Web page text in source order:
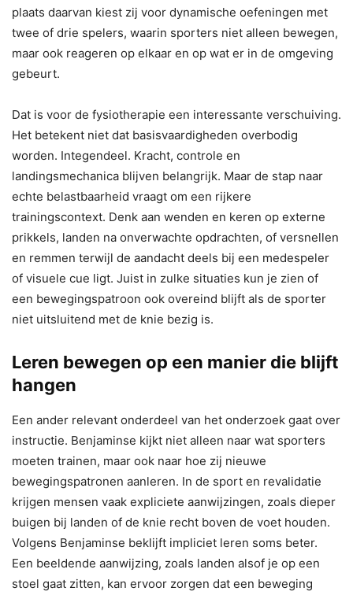
plaats daarvan kiest zij voor dynamische oefeningen met
twee of drie spelers, waarin sporters niet alleen bewegen,
maar ook reageren op elkaar en op wat er in de omgeving
gebeurt.
Dat is voor de fysiotherapie een interessante verschuiving.
Het betekent niet dat basisvaardigheden overbodig
worden. Integendeel. Kracht, controle en
landingsmechanica blijven belangrijk. Maar de stap naar
echte belastbaarheid vraagt om een rijkere
trainingscontext. Denk aan wenden en keren op externe
prikkels, landen na onverwachte opdrachten, of versnellen
en remmen terwijl de aandacht deels bij een medespeler
of visuele cue ligt. Juist in zulke situaties kun je zien of
een bewegingspatroon ook overeind blijft als de sporter
niet uitsluitend met de knie bezig is.
Leren bewegen op een manier die blijft
hangen
Een ander relevant onderdeel van het onderzoek gaat over
instructie. Benjaminse kijkt niet alleen naar wat sporters
moeten trainen, maar ook naar hoe zij nieuwe
bewegingspatronen aanleren. In de sport en revalidatie
krijgen mensen vaak expliciete aanwijzingen, zoals dieper
buigen bij landen of de knie recht boven de voet houden.
Volgens Benjaminse beklijft impliciet leren soms beter.
Een beeldende aanwijzing, zoals landen alsof je op een
stoel gaat zitten, kan ervoor zorgen dat een beweging